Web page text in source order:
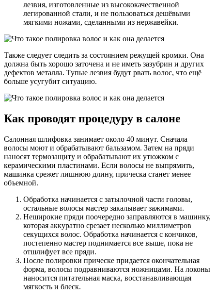
лезвия, изготовленные из высококачественной
легированной стали, и не пользоваться дешёвыми
мягкими ножами, сделанными из нержавейки.
Также следует следить за состоянием режущей кромки. Она
должна быть хорошо заточена и не иметь зазубрин и других
дефектов металла. Тупые лезвия будут рвать волос, что ещё
больше усугубит ситуацию.
Как проводят процедуру в салоне
Салонная шлифовка занимает около 40 минут. Сначала
волосы моют и обрабатывают бальзамом. Затем на пряди
наносят термозащиту и обрабатывают их утюжком с
керамическими пластинами. Если волосы не выпрямить,
машинка срежет лишнюю длину, прическа станет менее
объемной.
Обработка начинается с затылочной части головы,
остальные волосы мастер закалывает зажимами.
Неширокие пряди поочередно заправляются в машинку,
которая аккуратно срезает несколько миллиметров
секущихся волос. Обработка начинается с кончиков,
постепенно мастер поднимается все выше, пока не
отшлифует все пряди.
После полировки прическе придается окончательная
форма, волосы подравниваются ножницами. На локоны
наносится питательная маска, восстанавливающая
мягкость и блеск.